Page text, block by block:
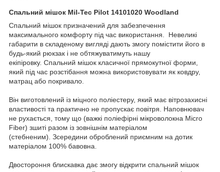
Спальний мішок Mil-Tec Pilot 14101020 Woodland
Спальний мішок призначений для забезпечення
максимального комфорту під час використання. Невеликі
габарити в складеному вигляді дають змогу помістити його в
будь-який рюкзак і не обтяжуватимуть нашу
екіпіровку. Спальний мішок класичної прямокутної форми,
який під час розстібання можна використовувати як ковдру,
матрац або покривало.
Він виготовлений із міцного поліестеру, який має вітрозахисні
властивості та практично не пропускає повітря. Наповнювач
не рухається, тому що (важкі поліефірні мікроволокна Micro
Fiber) зшиті разом із зовнішнім матеріалом
(стебненим). Зсередини оброблений приємним на дотик
матеріалом 100% бавовна.
Двостороння блискавка дає змогу відкрити спальний мішок